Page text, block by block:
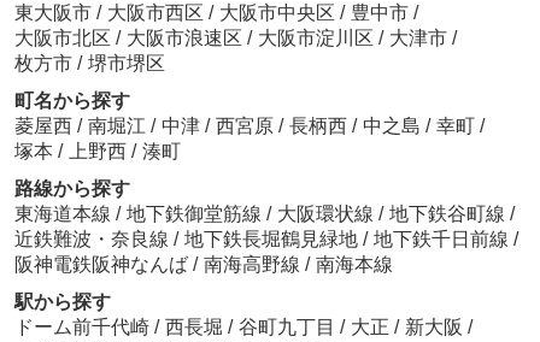
東大阪市 / 大阪市西区 / 大阪市中央区 / 豊中市 /
大阪市北区 / 大阪市浪速区 / 大阪市淀川区 / 大津市 /
枚方市 / 堺市堺区
町名から探す
菱屋西 / 南堀江 / 中津 / 西宮原 / 長柄西 / 中之島 / 幸町 /
塚本 / 上野西 / 湊町
路線から探す
東海道本線 / 地下鉄御堂筋線 / 大阪環状線 / 地下鉄谷町線 /
近鉄難波・奈良線 / 地下鉄長堀鶴見緑地 / 地下鉄千日前線 /
阪神電鉄阪神なんば / 南海高野線 / 南海本線
駅から探す
ドーム前千代崎 / 西長堀 / 谷町九丁目 / 大正 / 新大阪 /